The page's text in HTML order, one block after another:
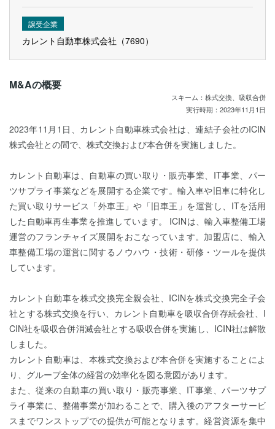
譲受企業
カレント自動車株式会社（7690）
M&Aの概要
スキーム：株式交換、吸収合併
実行時期：2023年11月1日
2023年11月1日、カレント自動車株式会社は、連結子会社のICIN
株式会社との間で、株式交換および本合併を実施しました。
カレント自動車は、自動車の買い取り・販売事業、IT事業、パー
ツサプライ事業などを展開する企業です。輸入車や旧車に特化し
た買い取りサービス「外車王」や「旧車王」を運営し、ITを活用
した自動車再生事業を推進しています。 ICINは、輸入車整備工場
運営のフランチャイズ展開をおこなっています。加盟店に、輸入
車整備工場の運営に関するノウハウ・技術・研修・ツールを提供
しています。
カレント自動車を株式交換完全親会社、ICINを株式交換完全子会
社とする株式交換を行い、カレント自動車を吸収合併存続会社、I
CIN社を吸収合併消滅会社とする吸収合併を実施し、ICIN社は解散
しました。
カレント自動車は、本株式交換および本合併を実施することによ
り、グループ全体の経営の効率化を図る意図があります。
また、従来の自動車の買い取り・販売事業、IT事業、パーツサプ
ライ事業に、整備事業が加わることで、購入後のアフターサービ
スまでワンストップでの提供が可能となります。経営資源を集中